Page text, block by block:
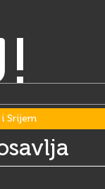
Srijem